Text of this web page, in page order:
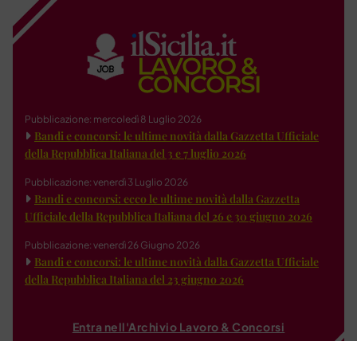
Pubblicazione: mercoledì 8 Luglio 2026
Bandi e concorsi: le ultime novità dalla Gazzetta Ufficiale
della Repubblica Italiana del 3 e 7 luglio 2026
Pubblicazione: venerdì 3 Luglio 2026
Bandi e concorsi: ecco le ultime novità dalla Gazzetta
Ufficiale della Repubblica Italiana del 26 e 30 giugno 2026
Pubblicazione: venerdì 26 Giugno 2026
Bandi e concorsi: le ultime novità dalla Gazzetta Ufficiale
della Repubblica Italiana del 23 giugno 2026
Entra nell'Archivio Lavoro & Concorsi